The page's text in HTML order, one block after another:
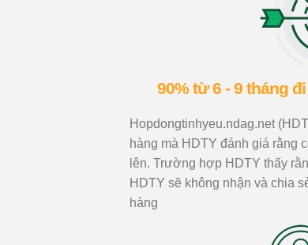
90% từ 6 - 9 tháng
Hopdongtinhyeu.ndag.net
hàng mà HDTY đánh giá rằng
lên. Trường hợp HDTY thấy
HDTY sẽ không nhận và chia
hàng